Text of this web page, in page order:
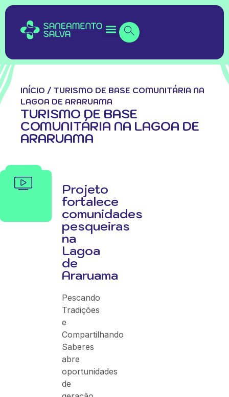
INÍCIO / TURISMO DE BASE COMUNITÁRIA NA
LAGOA DE ARARUAMA
TURISMO DE BASE
COMUNITÁRIA NA LAGOA DE
ARARUAMA
Projeto
fortalece
comunidades
pesqueiras
na
Lagoa
de
Araruama
Pescando
Tradições
e
Compartilhando
Saberes
abre
oportunidades
de